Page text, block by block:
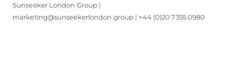
Sunseeker London Group |
marketing@sunseekerlondon.group | +44 (0)20 7355 0980